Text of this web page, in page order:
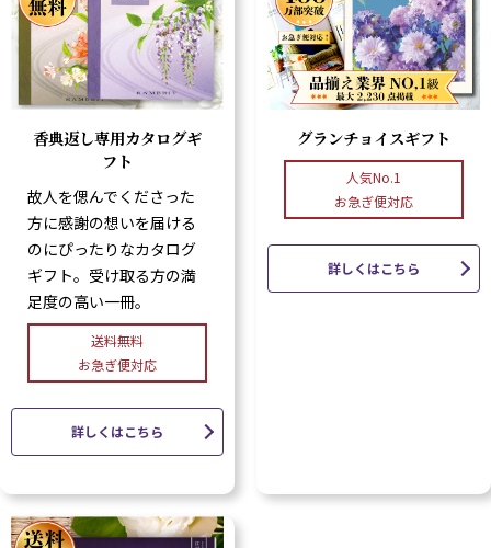
香典返し専用カタログギ
フト
故人を偲んでくださった
方に感謝の想いを届ける
のにぴったりなカタログ
ギフト。受け取る方の満
足度の高い一冊。
送料無料
お急ぎ便対応
詳しくはこちら
グランチョイスギフト
人気No.1
お急ぎ便対応
詳しくはこちら